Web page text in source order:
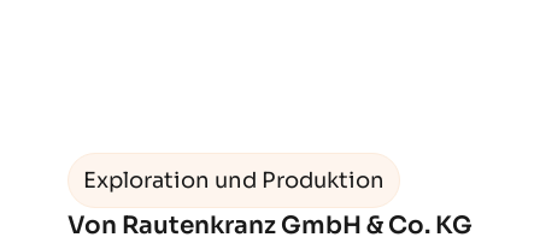
Exploration und Produktion
Von Rautenkranz GmbH & Co. KG